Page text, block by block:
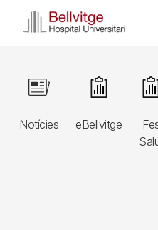
Navegació
principal
3r
Notícies
Image
eBellvitge
Image